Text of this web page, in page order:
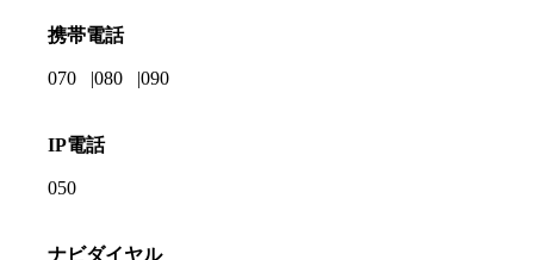
携帯電話
070 080 090
IP電話
050
ナビダイヤル